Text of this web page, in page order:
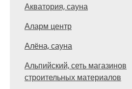
Акватория, сауна
Аларм центр
Алёна, сауна
Альпийский, сеть магазинов
строительных материалов